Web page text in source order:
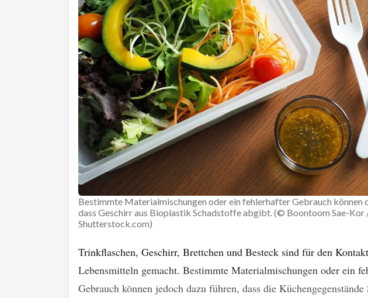
Bestimmte Materialmischungen oder ein fehlerhafter Gebrauch können
dass Geschirr aus Bioplastik Schadstoffe abgibt. (© Boontoom Sae-Kor
Shutterstock.com)
Trinkflaschen, Geschirr, Brettchen und Besteck sind für den
Lebensmitteln gemacht. Bestimmte Materialmischungen oder ein
Gebrauch können jedoch dazu führen, dass die Küchengegenstände